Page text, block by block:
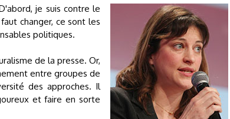
je suis contre le
changer, ce sont les
politiques.
de la presse. Or,
entre groupes de
des approches. Il
et faire en sorte